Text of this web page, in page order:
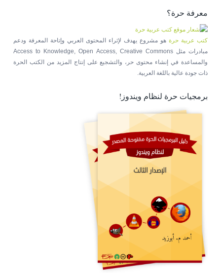
معرفة حرة؟
كتب عربية حرة هو مشروع يهدف لإثراء المحتوى العربي وإتاحة المعرفة ودعم
مبادرات مثل Access to Knowledge, Open Access, Creative Commons
والمساعدة في إنشاء محتوى حر، والتشجيع على إنتاج المزيد من الكتب الحرة
ذات جودة عالية باللغة العربية.
برمجيات حرة لنظام ويندوز!